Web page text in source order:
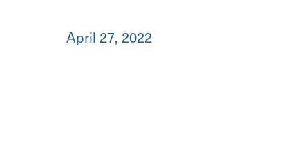
April 27, 2022